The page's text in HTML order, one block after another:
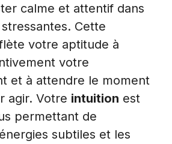
calme et attentif dans
Cette
votre aptitude à
votre
et à attendre le moment
agir. Votre intuition est
permettant de
subtiles et les